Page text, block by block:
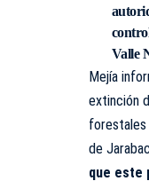
Valle
Mejía
extinción
forestales
de
que este